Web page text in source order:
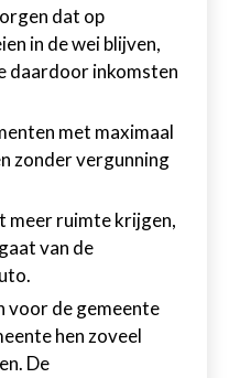
dat op
in de wei blijven,
daardoor inkomsten
met maximaal
zonder vergunning
meer ruimte krijgen,
van de
voor de gemeente
hen zoveel
De